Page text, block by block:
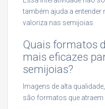
também ajuda a entender
valoriza nas semijoias.
Quais formatos
mais eficazes
semijoias?
Imagens de alta
são formatos que atraem